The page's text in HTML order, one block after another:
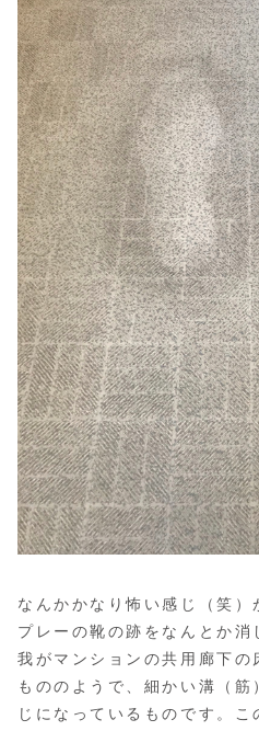
なんかかなり怖い感じ（笑）
プレーの靴の跡をなんとか消
我がマンションの共用廊下の
もののようで、細かい溝（
じになっているものです。